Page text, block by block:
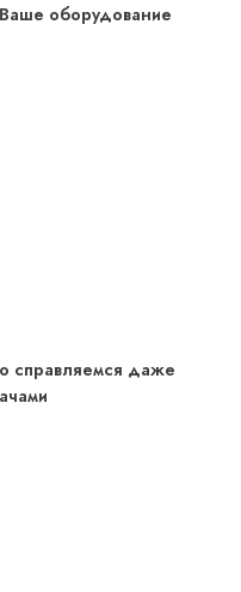
оборудование
справляемся даже